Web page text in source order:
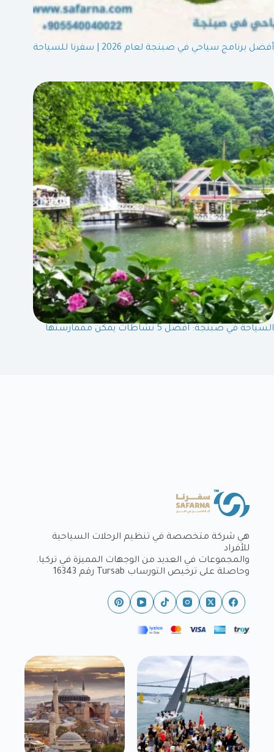
أفضل برنامج سياحي في صبنجة لعام 2026 | سفرنا للسياحة
السياحة في صبنجة: أفضل 5 نشاطات يمكن مممارستها
هي شركة متخصصة في تنظيم الرحلات السياحية
للأفراد
والمجموعات في العديد من الوجهات المميزة في تركيا.
وحاصلة على ترخيص التورساب Tursab رقم 16343